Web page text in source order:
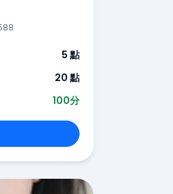
5 點
20 點
100分